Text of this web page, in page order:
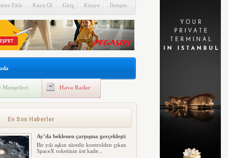
Ekle Kayıt Ol Giriş Künye İletişim
Manşetleri Hava Radar
En Son Haberler
Riyadh Air Mumbai seferlerine
başladı
Riyadh Air, operasyonlarına
sekiz...
Ay’da beklenen çarpışma gerçekleşti
Bir yılı aşkın süredir kontrolden çıkan
SpaceX roketinin üst kade...